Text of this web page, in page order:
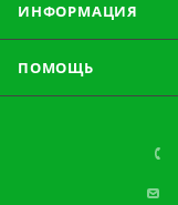
ИНФОРМАЦИЯ
ПОМОЩЬ